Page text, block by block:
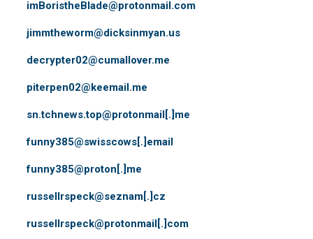
imBoristheBlade@protonmail.com
jimmtheworm@dicksinmyan.us
decrypter02@cumallover.me
piterpen02@keemail.me
sn.tchnews.top@protonmail[.]me
funny385@swisscows[.]email
funny385@proton[.]me
russellrspeck@seznam[.]cz
russellrspeck@protonmail[.]com